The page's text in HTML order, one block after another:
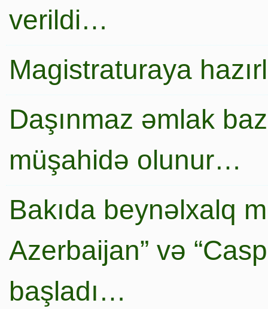
verildi…
Magistraturaya
Daşınmaz əmlak
müşahidə olunur…
Bakıda beynəlxalq
Azerbaijan” və
başladı…